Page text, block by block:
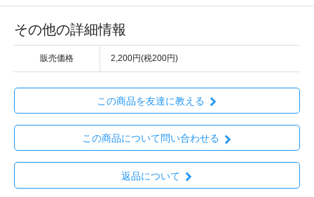
その他の詳細情報
販売価格 2,200円(税200円)
この商品を友達に教える
この商品について問い合わせる
返品について